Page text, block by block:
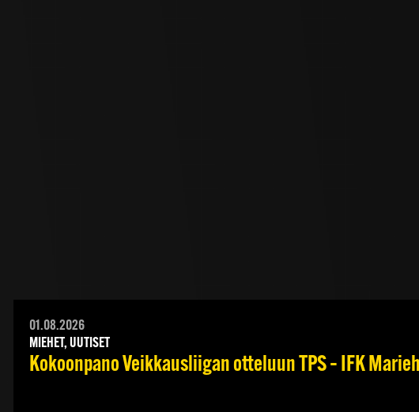
01.08.2026
MIEHET, UUTISET
Kokoonpano Veikkausliigan otteluun TPS – IFK